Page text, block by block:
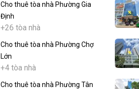
Cho thuê tòa nhà Phường Gia
Định
+26 tòa nhà
Cho thuê tòa nhà Phường Chợ
Lớn
+4 tòa nhà
Cho thuê tòa nhà Phường Tân